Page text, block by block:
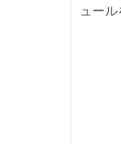
ュール